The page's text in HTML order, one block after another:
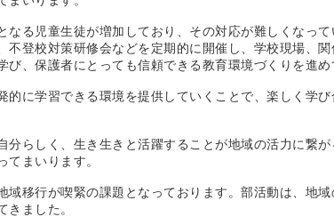
る児童生徒が増加しており、その対応が難しくなっ
登校対策研修会などを定期的に開催し、学校現場、
、保護者にとっても信頼できる教育環境づくりを進め
に学習できる環境を提供していくことで、楽しく学
らしく、生き生きと活躍することが地域の活力に繋
まいります。
移行が喫緊の課題となっております。部活動は、地
ました。